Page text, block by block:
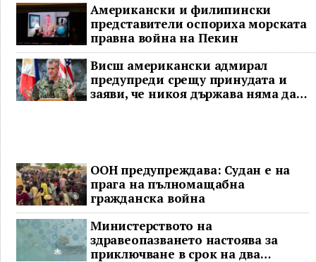
Американски и филипински
представители оспориха морската
правна война на Пекин
Висш американски адмирал
предупреди срещу принудата и
заяви, че никоя държава няма да
ООН предупреждава: Судан е на
прага на пълномащабна
гражданска война
Министерството на
здравеопазването настоява за
приключване в срок на два